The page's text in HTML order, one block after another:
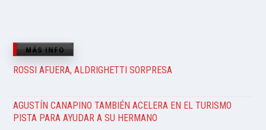
MÁS INFO
ROSSI AFUERA, ALDRIGHETTI SORPRESA
AGUSTÍN CANAPINO TAMBIÉN ACELERA EN EL TURISMO
PISTA PARA AYUDAR A SU HERMANO